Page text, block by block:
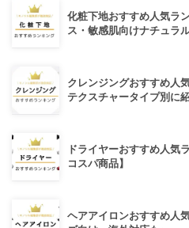
化粧下地おすすめ人気ラ
ス・敏感肌向けナチュラ
クレンジングおすすめ人
テクスチャータイプ別に
ドライヤーおすすめ人気
コスパ商品】
ヘアアイロンおすすめ人